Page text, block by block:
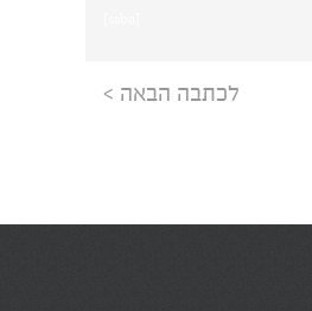
לכתבה הבאה >